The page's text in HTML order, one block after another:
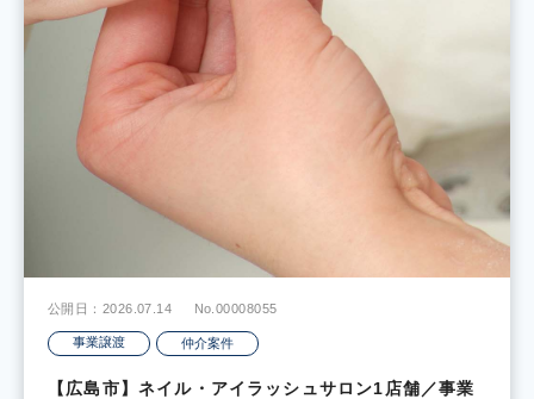
公開日：2026.07.14 No.00008055
事業譲渡 仲介案件
【広島市】ネイル・アイラッシュサロン1店舗／事業